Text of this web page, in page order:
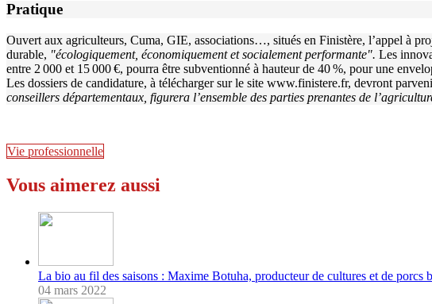
Pratique
Ouvert aux agriculteurs, Cuma, GIE, associations…, situés en Finistère, l’appel à
durable, "écologiquement, économiquement et socialement performante". Les
entre 2 000 et 15 000 €, pourra être subventionné à hauteur de 40 %, pour une
Les dossiers de candidature, à télécharger sur le site www.finistere.fr, devront
conseillers départementaux, figurera l’ensemble des parties prenantes de
Vie professionnelle
Vous aimerez aussi
La bio au fil des saisons : Maxime Botuha, producteur de cultures et de porcs
04 mars 2022